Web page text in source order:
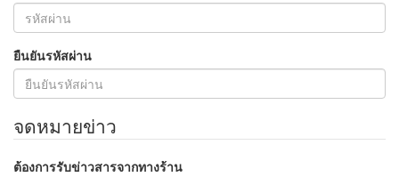
ยืนยันรหัสผ่าน
จดหมายข่าว
ต้องการรับข่าวสารจากทางร้าน